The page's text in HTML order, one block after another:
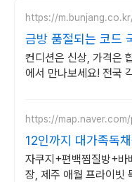
https://
금방 품절되는 코드
중고거래
컨디션은 신상, 가격은
에서 만나보세요! 전국
https://
12인까지 대가족독
프라이빗 가족저택
자쿠지+편백찜질방+바
장, 제주 애월 프라이빗